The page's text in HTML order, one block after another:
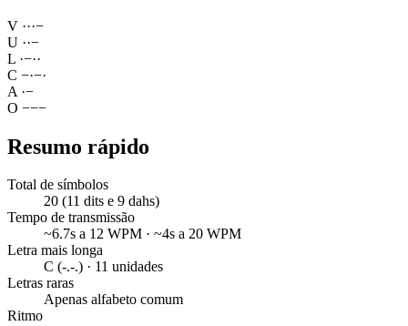
V ···−
U ··−
L ·−··
C −·−·
A ·−
O −−−
Resumo rápido
Total de símbolos
20 (11 dits e 9 dahs)
Tempo de transmissão
~6.7s a 12 WPM · ~4s a 20 WPM
Letra mais longa
C (-.-.) · 11 unidades
Letras raras
Apenas alfabeto comum
Ritmo